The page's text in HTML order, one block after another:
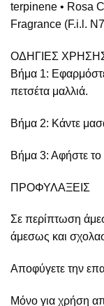
terpinene • Rosa
Fragrance (F.i.l.
ΟΔΗΓΙΕΣ
Βήμα 1:
πετσέτα μαλλιά.
Βήμα 2: Κάντε
Βήμα 3: Αφήστε το
ΠΡΟΦΥΛΑΞΕΙΣ
Σε περίπτωση
άμεσως και
Αποφύγετε την
Μόνο για χρήση